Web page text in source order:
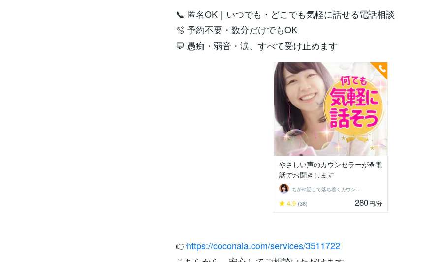
📞 匿名OK｜いつでも・どこでも気軽に話せる電話相談
🫧 予約不要・数分だけでもOK
💬 愚痴・弱音・涙、すべて受け止めます
やさしい声のカウンセラーが☘電
話でお聞きします
ちか＠話して落ち着くカウンセラー
4.9 (36) 280円/分
👉https://coconala.com/services/3511722